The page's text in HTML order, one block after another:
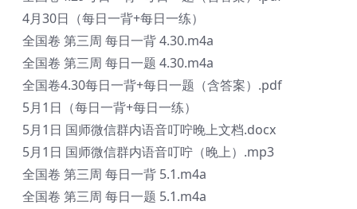
4月30日（每日一背+每日一练）
全国卷 第三周 每日一背 4.30.m4a
全国卷 第三周 每日一题 4.30.m4a
全国卷4.30每日一背+每日一题（含答案）.pdf
5月1日（每日一背+每日一练）
5月1日 国师微信群内语音叮咛晚上文档.docx
5月1日 国师微信群内语音叮咛（晚上）.mp3
全国卷 第三周 每日一背 5.1.m4a
全国卷 第三周 每日一题 5.1.m4a